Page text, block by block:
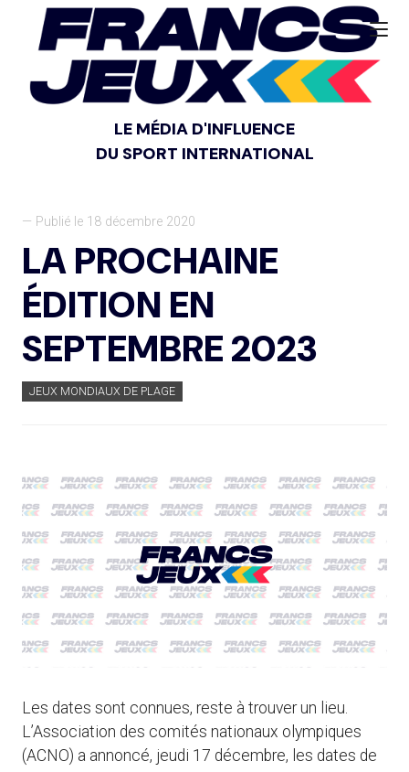
LE MÉDIA D'INFLUENCE
DU SPORT INTERNATIONAL
— Publié le 18 décembre 2020
LA PROCHAINE
ÉDITION EN
SEPTEMBRE 2023
JEUX MONDIAUX DE PLAGE
Les dates sont connues, reste à trouver un lieu.
L’Association des comités nationaux olympiques
(ACNO) a annoncé, jeudi 17 décembre, les dates de